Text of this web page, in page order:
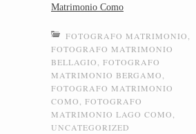
Matrimonio Como
FOTOGRAFO MATRIMONIO
FOTOGRAFO MATRIMONIO
BELLAGIO
FOTOGRAFO
MATRIMONIO BERGAMO
FOTOGRAFO MATRIMONIO
COMO
FOTOGRAFO
MATRIMONIO LAGO COMO
UNCATEGORIZED